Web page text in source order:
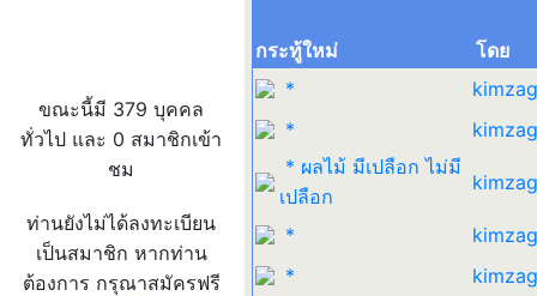
ขณะนี้มี 379 บุคคล
ทั่วไป และ 0 สมาชิกเข้า
ชม
ท่านยังไม่ได้ลงทะเบียน
เป็นสมาชิก หากท่าน
ต้องการ กรุณาสมัครฟรี
กระทู้ใหม่
โดย
*
*
* ผลไม้ มีเปลือก ไม่มี
เปลือก
*
*